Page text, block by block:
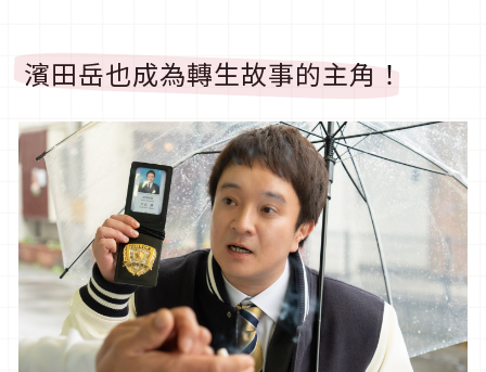
濱田岳也成為轉生故事的主角！